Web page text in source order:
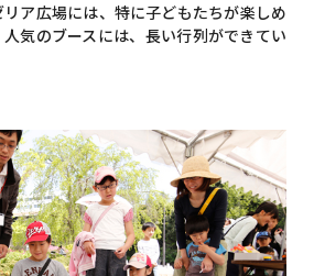
ア広場には、特に子どもたちが楽しめ
気のブースには、長い行列ができてい